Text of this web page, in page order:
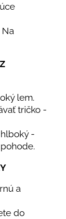
lem.
tričko -
-
a
do